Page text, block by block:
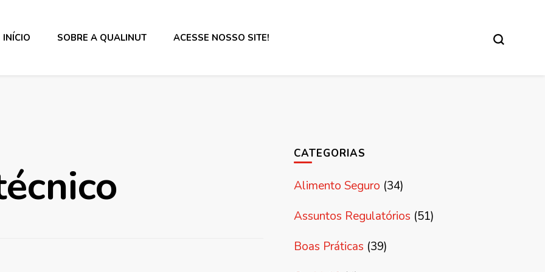
INÍCIO SOBRE A QUALINUT ACESSE NOSSO SITE!
CATEGORIAS
Alimento Seguro (34)
Assuntos Regulatórios (51)
Boas Práticas (39)